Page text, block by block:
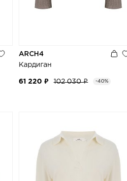
ARCH4
Кардиган
61 220 ₽ 102 030 ₽ -40%